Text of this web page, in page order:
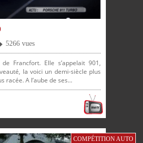
5266 vues
Francfort. Elle s’appelait 901,
la voici un demi-siècle plus
racée. A l’aube de ses...
COMPÉTITION AUTO